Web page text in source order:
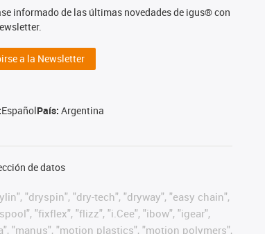
informado de las últimas novedades de igus® con
a la Newsletter
EspañolPaís:Argentina
de datos
"dryspin", "dry-tech", "dryway", "easy chain",
"fixflex", "flizz", "i.Cee", "ibow", "igear",
"manus", "motion plastics", "motion polymers",